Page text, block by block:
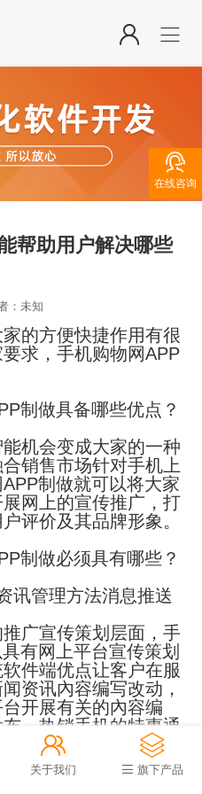
帮助用户解决哪些
：未知
的方便快捷作用有很
求，手机购物网APP
做具备哪些优点？
机会变成大家的一种
销售市场针对手机上
制做就可以将大家
网上的宣传推广，打
评价及其品牌形象。
做必须具有哪些？
管理方法消息推送
广宣传策划层面，手
有网上平台宣传策划
件端优点让客户在服
资讯內容编写改动，
开展有关的內容编
、热销手机的特惠通
并在服务平台上开展
户开展掌握查询。

在线咨询

关于我们

旗下产品